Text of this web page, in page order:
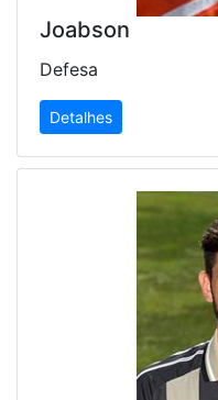
Joabson
Defesa
Detalhes